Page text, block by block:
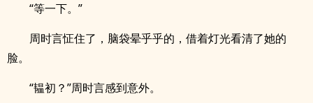
“等一下。”
周时言怔住了，脑袋晕乎乎的，借着灯光看清了她的
脸。
“韫初？”周时言感到意外。